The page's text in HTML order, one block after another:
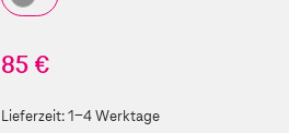
85 €
Lieferzeit:1-4 Werktage